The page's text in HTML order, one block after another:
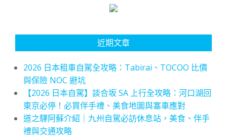
近期文章
2026 日本租車自駕全攻略：Tabirai、TOCOO 比價
與保險 NOC 避坑
【2026 日本自駕】談合坂 SA 上行全攻略：河口湖回
東京必停！必買伴手禮、美食地圖與塞車應對
道之驛阿蘇介紹｜九州自駕必訪休息站，美食、伴手
禮與交通攻略